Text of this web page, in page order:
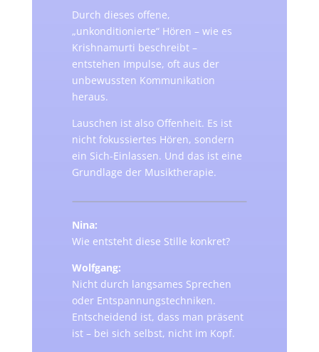
Durch dieses offene,
„unkonditionierte“ Hören – wie es
Krishnamurti beschreibt –
entstehen Impulse, oft aus der
unbewussten Kommunikation
heraus.
Lauschen ist also Offenheit. Es ist
nicht fokussiertes Hören, sondern
ein Sich-Einlassen. Und das ist eine
Grundlage der Musiktherapie.
Nina:
Wie entsteht diese Stille konkret?
Wolfgang:
Nicht durch langsames Sprechen
oder Entspannungstechniken.
Entscheidend ist, dass man präsent
ist – bei sich selbst, nicht im Kopf.